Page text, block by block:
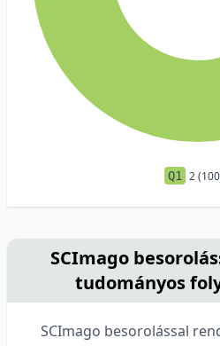
Q1 2
SCImago
tudományos
SCImago besorolással